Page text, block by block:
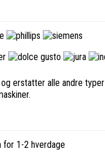
erstatter alle andre typer
for 1-2 hverdage